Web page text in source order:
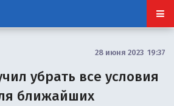
28 июня 2023 19:37
убрать все условия
ближайших